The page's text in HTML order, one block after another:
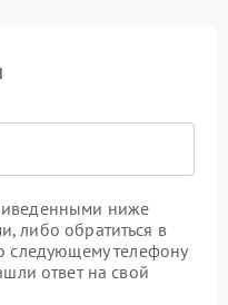
ниже
либо обратиться в
следующему телефону
ответ на свой